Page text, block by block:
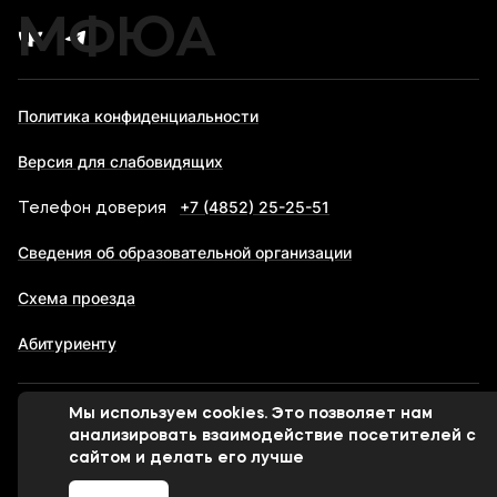
МФЮА
Политика конфиденциальности
Версия для слабовидящих
Телефон доверия +7 (4852) 25-25-51
Сведения об образовательной организации
Схема проезда
Абитуриенту
© 1998-2026 Московский финансово-юридический
университет МФЮА
Мы используем cookies. Это позволяет нам
анализировать взаимодействие посетителей с
сайтом и делать его лучше